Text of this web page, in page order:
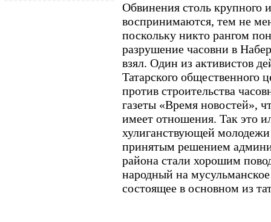
Обвинения столь крупного
воспринимаются, тем не
поскольку никто рангом
разрушение часовни в
взял. Один из активистов
Татарского общественного
против строительства
газеты «Время новостей»,
имеет отношения. Так это
хулиганствующей молодежи
принятым решением
района стали хорошим
народный на
состоящее в основном из